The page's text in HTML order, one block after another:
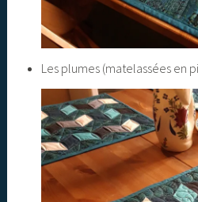
Les plumes (matelassées en